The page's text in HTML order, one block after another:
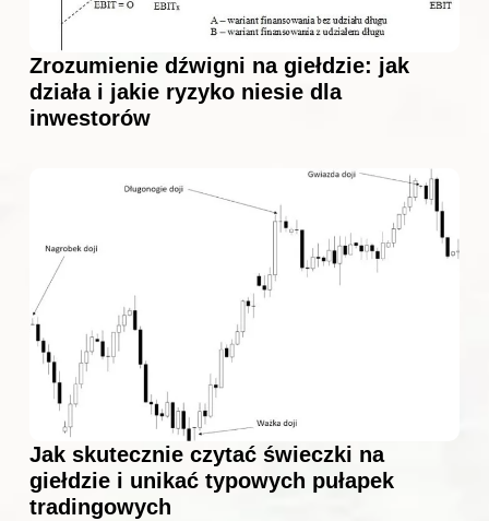
Zrozumienie dźwigni na giełdzie: jak
działa i jakie ryzyko niesie dla
inwestorów
Jak skutecznie czytać świeczki na
giełdzie i unikać typowych pułapek
tradingowych